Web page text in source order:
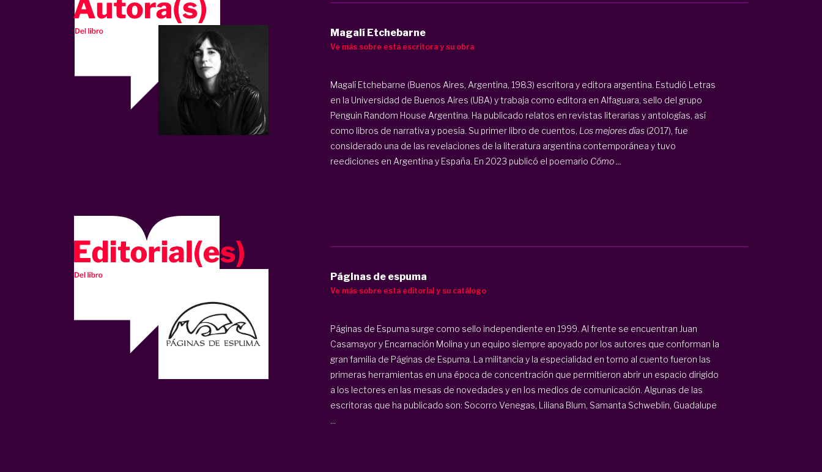
Magalí Etchebarne
Ve más sobre esta escritora y su obra
Magalí Etchebarne (Buenos Aires, Argentina, 1983) escritora y editora argentina. Estudió Letras
en la Universidad de Buenos Aires (UBA) y trabaja como editora en Alfaguara, sello del grupo
Penguin Random House Argentina. Ha publicado relatos en revistas literarias y antologías, así
como libros de narrativa y poesía. Su primer libro de cuentos, Los mejores días(2017), fue
considerado una de las revelaciones de la literatura argentina contemporánea y tuvo
reediciones en Argentina y España. En 2023 publicó el poemario Cómo ...
Páginas de espuma
Ve más sobre esta editorial y su catálogo
Páginas de Espuma surge como sello independiente en 1999. Al frente se encuentran Juan
Casamayor y Encarnación Molina y un equipo siempre apoyado por los autores que conforman la
gran familia de Páginas de Espuma. La militancia y la especialidad en torno al cuento fueron las
primeras herramientas en una época de concentración que permitieron abrir un espacio dirigido
a los lectores en las mesas de novedades y en los medios de comunicación. Algunas de las
escritoras que ha publicado son: Socorro Venegas, Liliana Blum, Samanta Schweblin, Guadalupe
...